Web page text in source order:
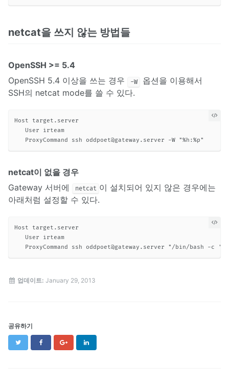
netcat을 쓰지 않는 방법들
OpenSSH >= 5.4
OpenSSH 5.4 이상을 쓰는 경우
-W
옵션을 이용해서
SSH의 netcat mode를 쓸 수 있다.
Host target.server
   User irteam
   ProxyCommand ssh
oddpoet@gateway.server
netcat이 없을 경우
Gateway 서버에
netcat 이 설치되어 있지 않은 경우에는
아래처럼 설정할 수 있다.
Host target.server
   User irteam
   ProxyCommand ssh
oddpoet@gateway.server
업데이트: January 29, 2013
공유하기
Twitter FacebookGoogle+